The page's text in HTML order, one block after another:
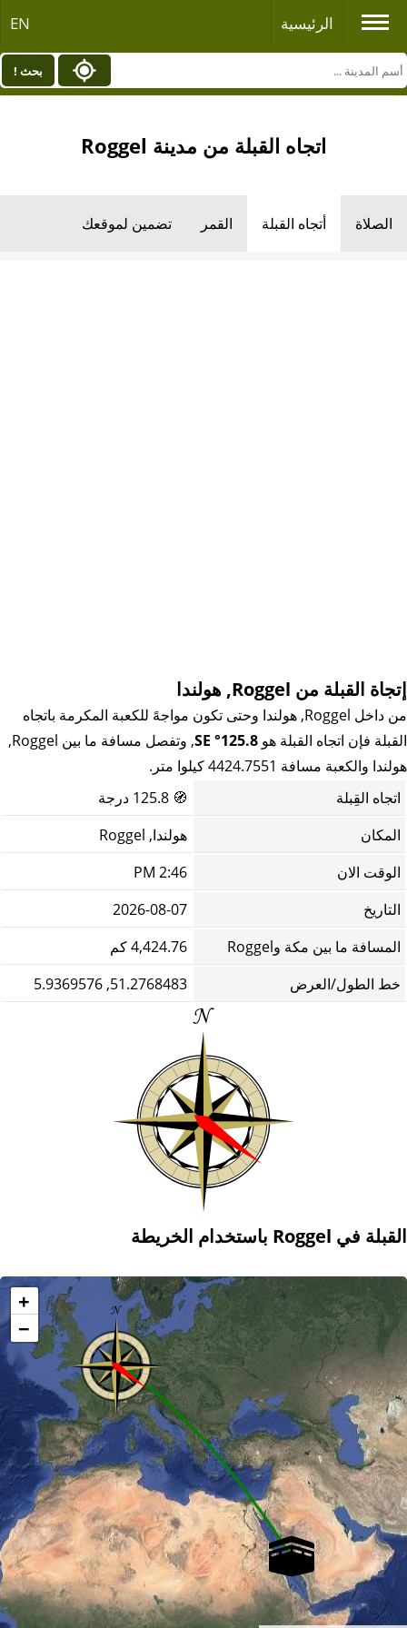
الرئيسية EN
بحث !
اتجاه القبلة من مدينة Roggel
الصلاة أتجاه القبلة القمر تضمين لموقعك
إتجاة القبلة من Roggel, هولندا
من داخل Roggel, هولندا وحتى تكون مواجهً للكعبة المكرمة باتجاه
القبلة فإن اتجاه القبلة هو 125.8° SE
, وتفصل مسافة ما بين Roggel,
هولندا والكعبة مسافة 4424.7551 كيلوا متر.
اتجاه القِبلة
🧭
المكان
هولندا, Roggel
الوقت الان
2:46 PM
التاريخ
2026-08-07
المسافة ما بين مكة وRoggel
4,424.76 كم
خط الطول/العرض
51.2768483, 5.9369576
القبلة في Roggel باستخدام الخريطة
+
−